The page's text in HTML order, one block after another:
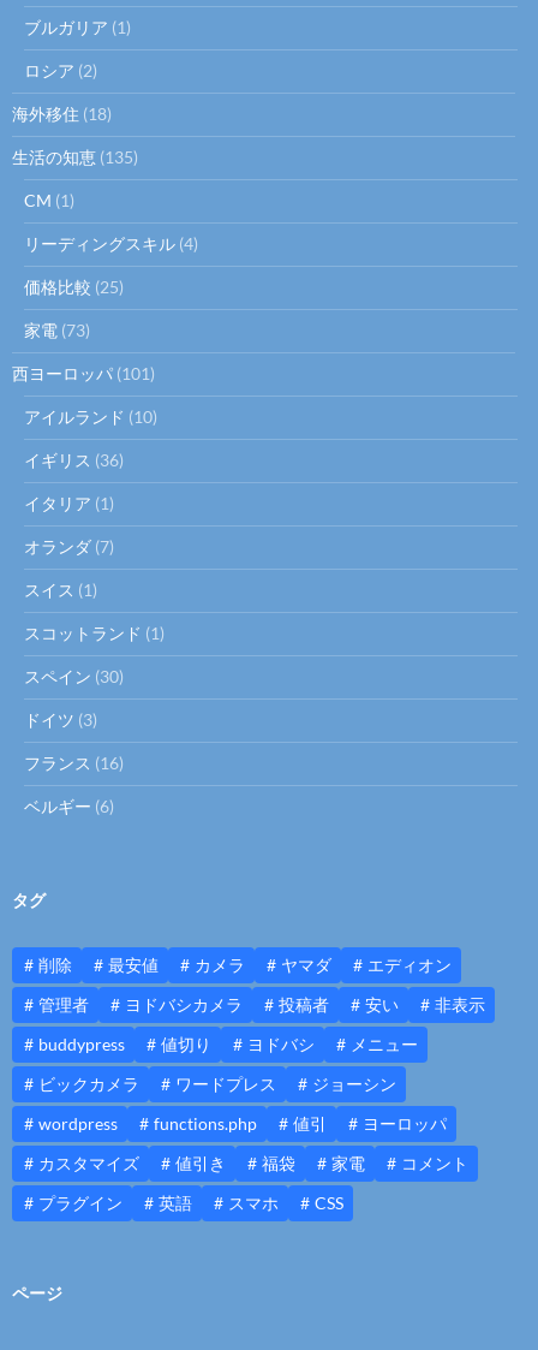
ブルガリア (1)
ロシア (2)
海外移住 (18)
生活の知恵 (135)
CM (1)
リーディングスキル (4)
価格比較 (25)
家電 (73)
西ヨーロッパ (101)
アイルランド (10)
イギリス (36)
イタリア (1)
オランダ (7)
スイス (1)
スコットランド (1)
スペイン (30)
ドイツ (3)
フランス (16)
ベルギー (6)
タグ
削除 最安値 カメラ ヤマダ
エディオン
管理者
ヨドバシカメラ 投稿者 安い
非表示
buddypress
値切り ヨドバシ
メニュー
ビックカメラ
ワードプレス
ジョーシン
wordpress
functions.php 値引
ヨーロッパ
カスタマイズ
値引き 福袋 家電
コメント
プラグイン
英語 スマホ CSS
ページ